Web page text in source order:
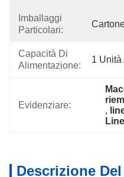
Imballaggi
Particolari:
Capacità Di
Alimentazione:
1 Unità
Evidenziare:
,
Descrizione